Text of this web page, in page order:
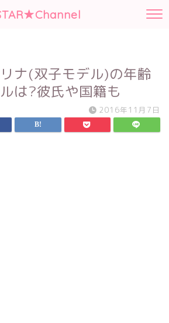
ナ(双子モデル)の年齢
は?彼氏や国籍も
2016年11月7日